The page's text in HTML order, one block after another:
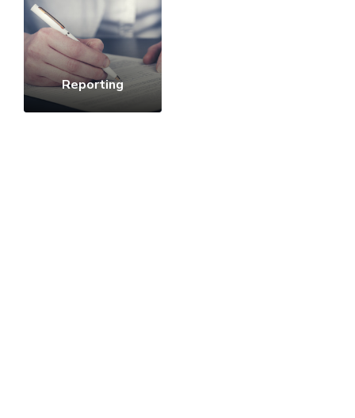
Reporting